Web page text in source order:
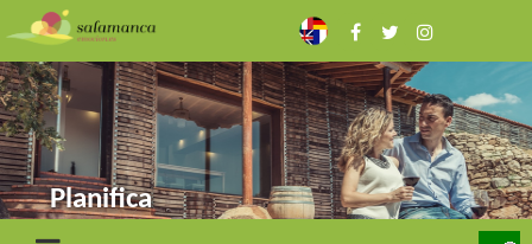
to
main
content
Planifica